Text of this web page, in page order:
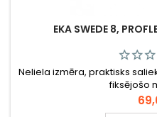
EKA SWEDE 8,
Neliela izmēra, praktisks
fiksējošo